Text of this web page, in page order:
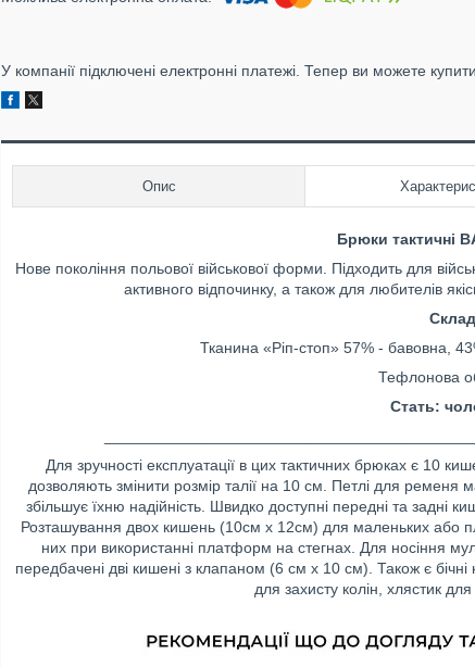
У компанії підключені електронні платежі. Тепер ви можете
Опис
Брюки тактичні
Нове покоління польової військової форми. Підходить для
активного відпочинку, а також для любителів
Склад
Тканина «Ріп-стоп» 57% - бавовна,
Тефлонова
Стать:
Для зручності експлуатації в цих тактичних брюках є 10
дозволяють змінити розмір талії на 10 см. Петлі для
збільшує їхню надійність. Швидко доступні передні та задні
Розташування двох кишень (10см х 12см) для маленьких або
них при використанні платформ на стегнах. Для носіння
передбачені дві кишені з клапаном (6 см х 10 см). Також є
для захисту колін, хлястик